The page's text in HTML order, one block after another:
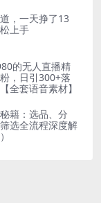
，一天挣了13
上手
的无人直播精
，日引300+落
全套语音素材】
籍：选品、分
选全流程深度解